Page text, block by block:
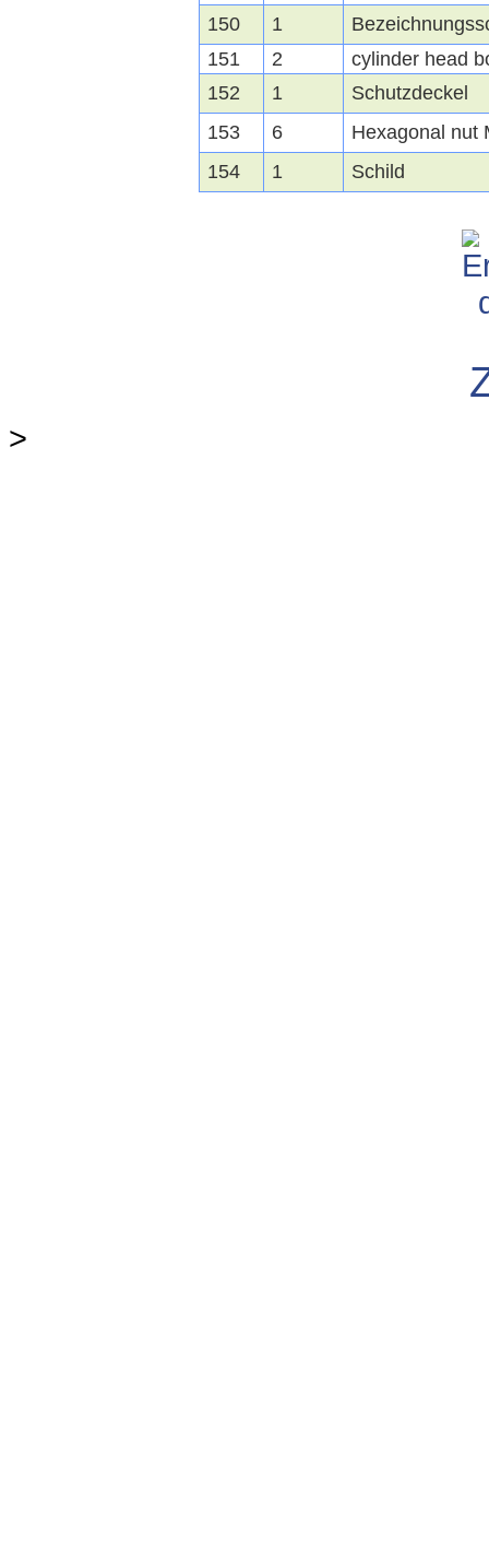
150
1
151
2
cylinder head
152
1
Schutzdeckel
153
6
Hexagonal nut
154
1 Schild
>